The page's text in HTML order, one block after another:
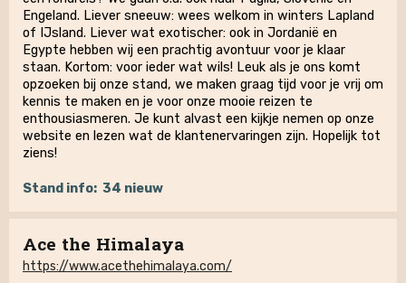
Engeland. Liever sneeuw: wees welkom in winters Lapland
of IJsland. Liever wat exotischer: ook in Jordanië en
Egypte hebben wij een prachtig avontuur voor je klaar
staan. Kortom: voor ieder wat wils! Leuk als je ons komt
opzoeken bij onze stand, we maken graag tijd voor je vrij om
kennis te maken en je voor onze mooie reizen te
enthousiasmeren. Je kunt alvast een kijkje nemen op onze
website en lezen wat de klantenervaringen zijn. Hopelijk tot
ziens!
Stand info: 34 nieuw
Ace the Himalaya
https://www.acethehimalaya.com/